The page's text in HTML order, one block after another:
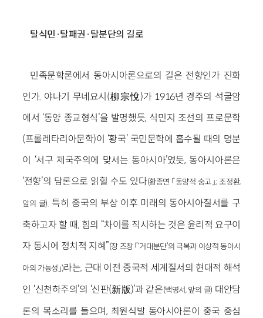
탈식민·탈패권·탈분단의 길로
민족문학론에서 동아시아론으로의 길은 전향인가 진화
인가. 야나기 무네요시(柳宗悅)가 1916년 경주의 석굴암
에서 ‘동양 종교형식’을 발명했듯, 식민지 조선의 프로문학
(프롤레타리아문학)이 ‘황국’ 국민문학에 흡수될 때의 명분
이 ‘서구 제국주의에 맞서는 동아시아’였듯, 동아시아론은
‘전향’의 담론으로 읽힐 수도 있다(황종연 「동양적 숭고」; 조정환,
앞의 글). 특히 중국의 부상 이후 미래의 동아시아질서를 구
축하고자 할 때, 힘의 “차이를 직시하는 것은 윤리적 요구이
자 동시에 정치적 지혜”(장 즈창 「‘거대분단’의 극복과 이상적 동아시
아의 가능성」)라는, 근대 이전 중국적 세계질서의 현대적 해석
인 ‘신천하주의’의 ‘신판(新版)’과 같은(백영서, 앞의 글) 대안담
론의 목소리를 들으며, 최원식발 동아시아론이 중국 중심